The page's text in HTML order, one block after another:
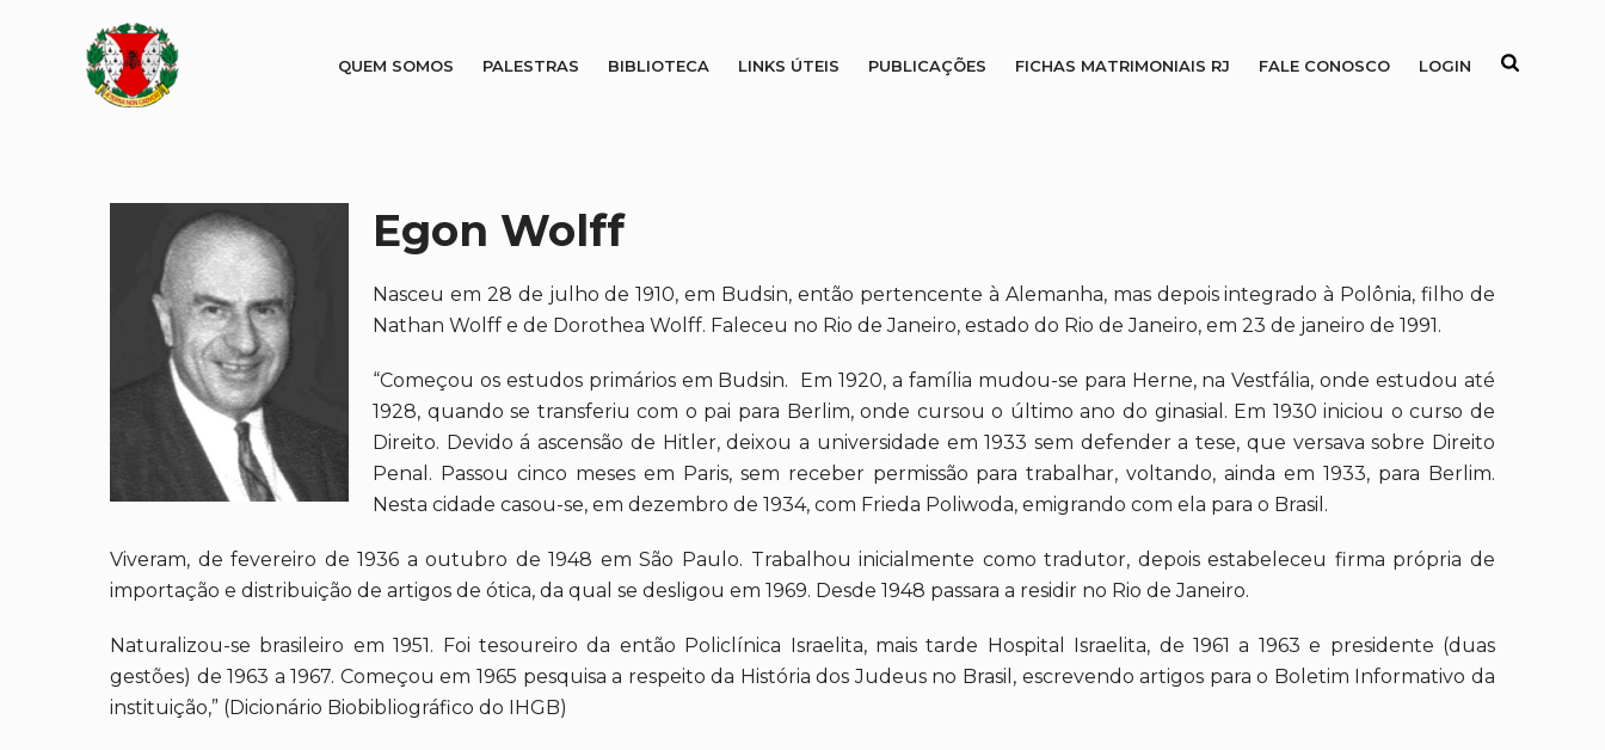
QUEM SOMOS PALESTRAS BIBLIOTECA LINKS ÚTEIS PUBLICAÇÕES FICHAS MATRIMONIAIS RJ FALE CONOSCO LOGIN
Egon Wolff
Nasceu em 28 de julho de 1910, em Budsin, então pertencente à Alemanha, mas depois integrado à Polônia, filho de
Nathan Wolff e de Dorothea Wolff. Faleceu no Rio de Janeiro, estado do Rio de Janeiro, em 23 de janeiro de 1991.
“Começou os estudos primários em Budsin. Em 1920, a família mudou-se para Herne, na Vestfália, onde estudou até
1928, quando se transferiu com o pai para Berlim, onde cursou o último ano do ginasial. Em 1930 iniciou o curso de
Direito. Devido á ascensão de Hitler, deixou a universidade em 1933 sem defender a tese, que versava sobre Direito
Penal. Passou cinco meses em Paris, sem receber permissão para trabalhar, voltando, ainda em 1933, para Berlim.
Nesta cidade casou-se, em dezembro de 1934, com Frieda Poliwoda, emigrando com ela para o Brasil.
Viveram, de fevereiro de 1936 a outubro de 1948 em São Paulo. Trabalhou inicialmente como tradutor, depois estabeleceu firma própria de
importação e distribuição de artigos de ótica, da qual se desligou em 1969. Desde 1948 passara a residir no Rio de Janeiro.
Naturalizou-se brasileiro em 1951. Foi tesoureiro da então Policlínica Israelita, mais tarde Hospital Israelita, de 1961 a 1963 e presidente (duas
gestões) de 1963 a 1967. Começou em 1965 pesquisa a respeito da História dos Judeus no Brasil, escrevendo artigos para o Boletim Informativo da
instituição,” (Dicionário Biobibliográfico do IHGB)